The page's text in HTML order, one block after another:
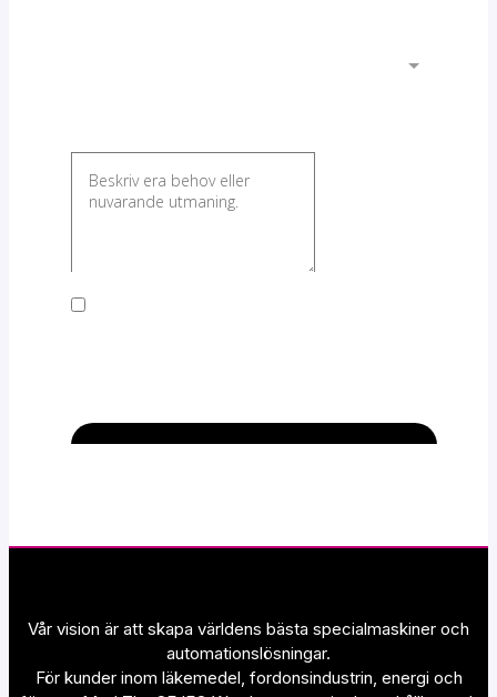
Vår vision är att skapa världens bästa specialmaskiner och
automationslösningar.
För kunder inom läkemedel, fordonsindustrin, energi och